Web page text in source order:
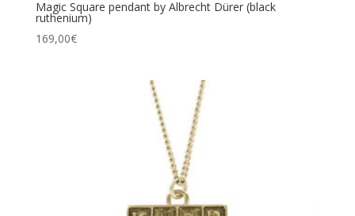
Magic Square pendant by Albrecht Dürer (black
ruthenium)
169,00€